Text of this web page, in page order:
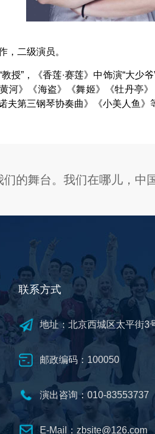
，二级演员。
授”，《香莲·赛莲》中饰演“大
》《海盗》《舞姬》《牡丹亭
夫第三钢琴协奏曲》《小美人鱼》
们的舞台。我们在哪儿，中
联系方式
地址：北京西城区太平街3
邮政编码：100050
演出咨询：010-83553737
E-Mail：zbsite@126.com